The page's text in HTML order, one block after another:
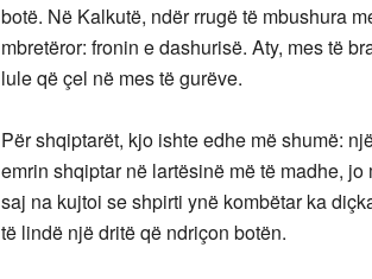
botë. Në Kalkutë, ndër rrugë të mbushura
mbretëror: fronin e dashurisë. Aty, mes të
lule që çel në mes të gurëve.
Për shqiptarët, kjo ishte edhe më shumë:
emrin shqiptar në lartësinë më të madhe,
saj na kujtoi se shpirti ynë kombëtar ka
të lindë një dritë që ndriçon botën.